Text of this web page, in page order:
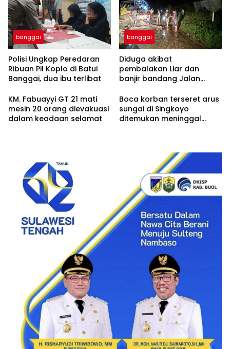
banggai
Polisi Ungkap Peredaran
Ribuan Pil Koplo di Batui
Banggai, dua ibu terlibat
banggai
Diduga akibat
pembalakan Liar dan
banjir bandang Jalan
Total di Desa Huhak
KM. Fabuayyi GT 21 mati
mesin 20 orang dievakuasi
dalam keadaan selamat
Boca korban terseret arus
sungai di Singkoyo
ditemukan meninggal